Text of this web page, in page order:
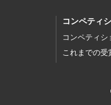
コンペティ
コンペティ
これまでの受